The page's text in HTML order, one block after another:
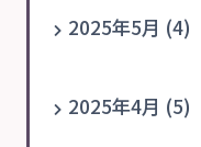
2025年5月 (4)
2025年4月 (5)